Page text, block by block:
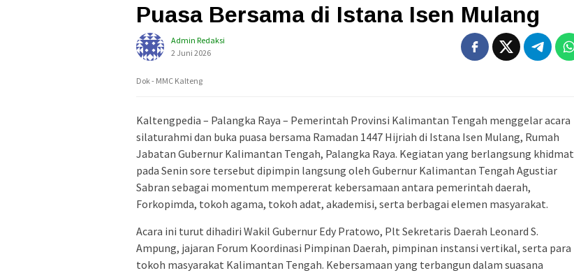
Puasa Bersama di Istana Isen Mulang
Admin Redaksi
2 Juni 2026
Dok - MMC Kalteng
Kaltengpedia – Palangka Raya – Pemerintah Provinsi Kalimantan Tengah menggelar acara
silaturahmi dan buka puasa bersama Ramadan 1447 Hijriah di Istana Isen Mulang, Rumah
Jabatan Gubernur Kalimantan Tengah, Palangka Raya. Kegiatan yang berlangsung khidmat
pada Senin sore tersebut dipimpin langsung oleh Gubernur Kalimantan Tengah Agustiar
Sabran sebagai momentum mempererat kebersamaan antara pemerintah daerah,
Forkopimda, tokoh agama, tokoh adat, akademisi, serta berbagai elemen masyarakat.
Acara ini turut dihadiri Wakil Gubernur Edy Pratowo, Plt Sekretaris Daerah Leonard S.
Ampung, jajaran Forum Koordinasi Pimpinan Daerah, pimpinan instansi vertikal, serta para
tokoh masyarakat Kalimantan Tengah. Kebersamaan yang terbangun dalam suasana